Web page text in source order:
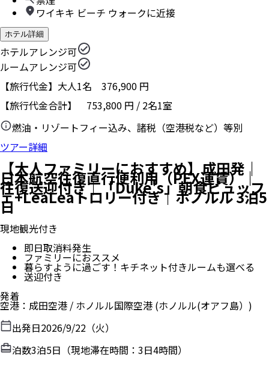
ワイキキ ビーチ ウォークに近接
ホテル詳細
ホテルアレンジ可
ルームアレンジ可
【旅行代金】大人1名 376,900 円
【旅行代金合計】 753,800 円 / 2名1室
燃油・リゾートフィー込み、諸税（空港税など）等別
ツアー詳細
【大人ファミリーにおすすめ】成田発｜
日本航空往復直行便利用（PEX運賃）｜
往復送迎付き｜「Duke's」朝食ビュッフ
ェ+LeaLeaトロリー付き｜ホノルル 3泊5
日
現地観光付き
即日取消料発生
ファミリーにおススメ
暮らすように過ごす！キチネット付きルームも選べる
送迎付き
発着
空港 ： 成田空港 / ホノルル国際空港 (ホノルル(オアフ島）)
出発日2026/9/22（火）
泊数3泊5日（現地滞在時間： 3日4時間）